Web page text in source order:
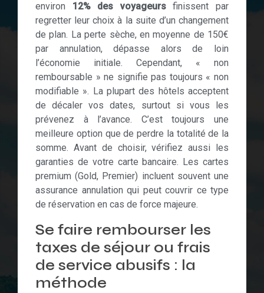
environ 12% des voyageursfinissent par
regretter leur choix à la suite d’un changement
de plan. La perte sèche, en moyenne de 150€
par annulation, dépasse alors de loin
l’économie initiale. Cependant, « non
remboursable » ne signifie pas toujours « non
modifiable ». La plupart des hôtels acceptent
de décaler vos dates, surtout si vous les
prévenez à l’avance. C’est toujours une
meilleure option que de perdre la totalité de la
somme. Avant de choisir, vérifiez aussi les
garanties de votre carte bancaire. Les cartes
premium (Gold, Premier) incluent souvent une
assurance annulation qui peut couvrir ce type
de réservation en cas de force majeure.
Se faire rembourser les
taxes de séjour ou frais
de service abusifs : la
méthode